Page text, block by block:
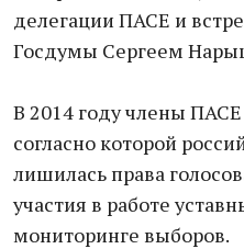
делегации ПАСЕ и
Госдумы Сергеем
В 2014 году члены
согласно которой
лишилась права
участия в работе
мониторинге выборов.